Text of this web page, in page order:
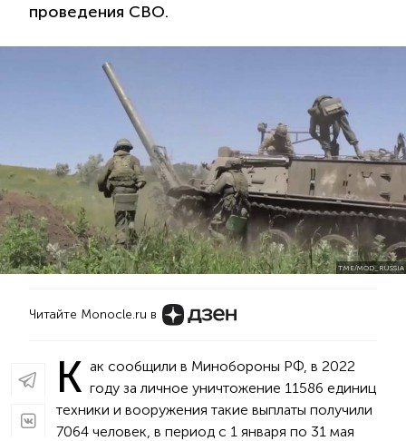
проведения СВО.
T.ME/MOD_RUSSIA
Читайте Monocle.ru в
К ак сообщили в Минобороны РФ, в 2022
году за личное уничтожение 11586 единиц
техники и вооружения такие выплаты получили
7064 человек, в период с 1 января по 31 мая